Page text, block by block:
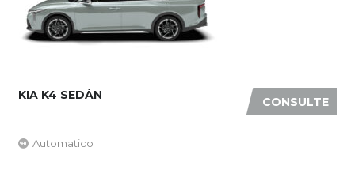
CONSULTE
KIA K4 SEDÁN
Automatico